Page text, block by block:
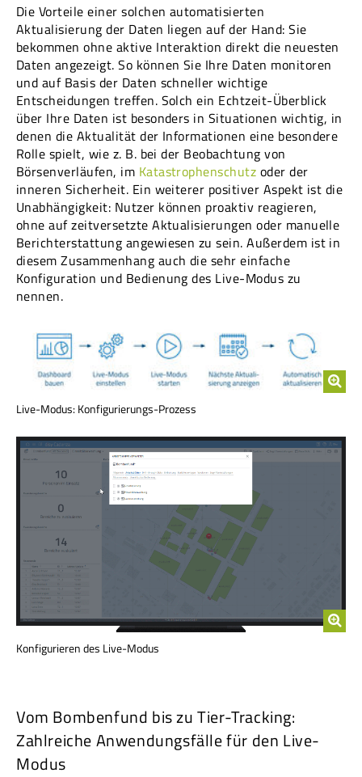
Die Vorteile einer solchen automatisierten
Aktualisierung der Daten liegen auf der Hand: Sie
bekommen ohne aktive Interaktion direkt die neuesten
Daten angezeigt. So können Sie Ihre Daten monitoren
und auf Basis der Daten schneller wichtige
Entscheidungen treffen. Solch ein Echtzeit-Überblick
über Ihre Daten ist besonders in Situationen wichtig, in
denen die Aktualität der Informationen eine besondere
Rolle spielt, wie z. B. bei der Beobachtung von
Börsenverläufen, im Katastrophenschutz oder der
inneren Sicherheit. Ein weiterer positiver Aspekt ist die
Unabhängigkeit: Nutzer können proaktiv reagieren,
ohne auf zeitversetzte Aktualisierungen oder manuelle
Berichterstattung angewiesen zu sein. Außerdem ist in
diesem Zusammenhang auch die sehr einfache
Konfiguration und Bedienung des Live-Modus zu
nennen.
Live-Modus: Konfigurierungs-Prozess
Konfigurieren des Live-Modus
Vom Bombenfund bis zu Tier-Tracking:
Zahlreiche Anwendungsfälle für den Live-
Modus